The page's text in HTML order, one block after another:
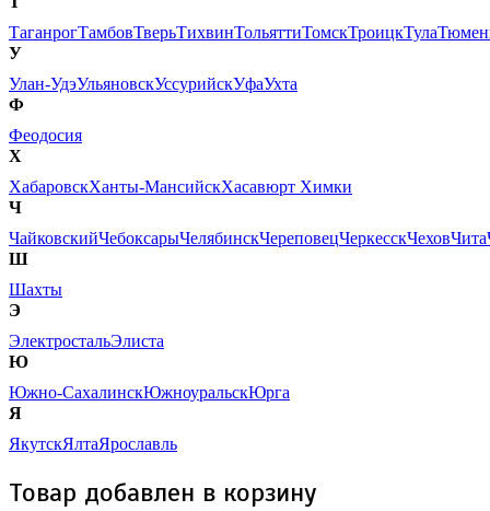
ТаганрогТамбовТверьТихвинТольяттиТомскТроицкТула
У
Улан-УдэУльяновскУссурийскУфаУхта
Ф
Феодосия
Х
ХабаровскХанты-МансийскХасавюрт Химки
Ч
ЧайковскийЧебоксарыЧелябинскЧереповецЧеркесскЧеховЧита
Ш
Шахты
Э
ЭлектростальЭлиста
Ю
Южно-СахалинскЮжноуральскЮрга
Я
ЯкутскЯлтаЯрославль
Товар добавлен в корзину